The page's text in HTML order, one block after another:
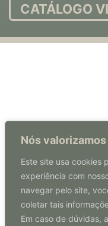
Nós
Este site usa cookies
experiência com
navegar pelo site,
coletar tais
Em caso de dúvidas,
CATÁLOGO
Rua Florianópolis,
Coronel Freitas | SC |
CEP: 89840-000